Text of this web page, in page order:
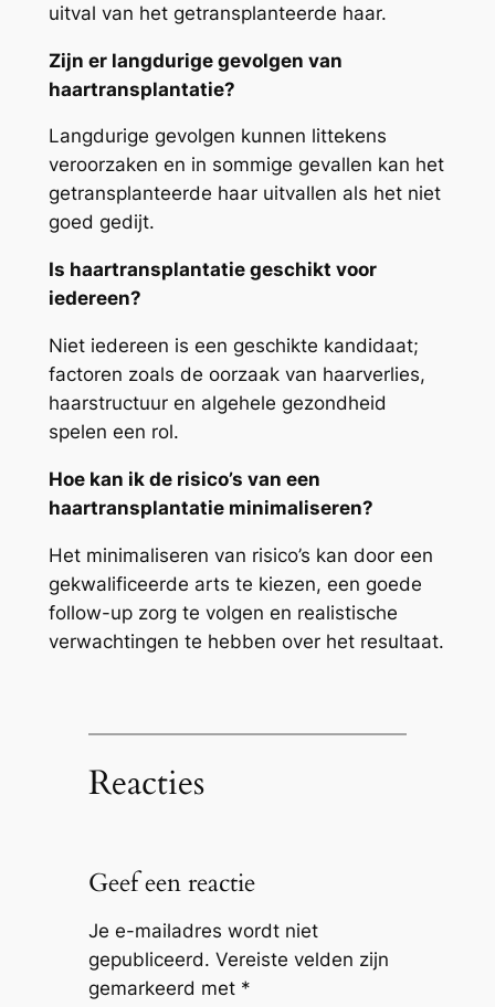
uitval van het getransplanteerde haar.
Zijn er langdurige gevolgen van
haartransplantatie?
Langdurige gevolgen kunnen littekens
veroorzaken en in sommige gevallen kan het
getransplanteerde haar uitvallen als het niet
goed gedijt.
Is haartransplantatie geschikt voor
iedereen?
Niet iedereen is een geschikte kandidaat;
factoren zoals de oorzaak van haarverlies,
haarstructuur en algehele gezondheid
spelen een rol.
Hoe kan ik de risico’s van een
haartransplantatie minimaliseren?
Het minimaliseren van risico’s kan door een
gekwalificeerde arts te kiezen, een goede
follow-up zorg te volgen en realistische
verwachtingen te hebben over het resultaat.
Reacties
Geef een reactie
Je e-mailadres wordt niet
gepubliceerd. Vereiste velden zijn
gemarkeerd met *